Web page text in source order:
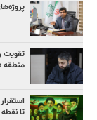
پروژه‌های منطقه ۵ زیر
تقویت
منطقه ۵ در ایام اربعین
تا